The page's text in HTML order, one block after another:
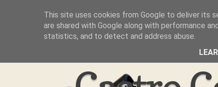
Inicio Aviso Legal Quienes Somos ??
This site uses cookies from Google to deliver its
are shared with Google along with performance
statistics, and to detect and address abuse.